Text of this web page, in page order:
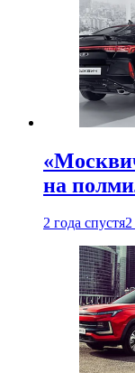
на
2 года спустя2